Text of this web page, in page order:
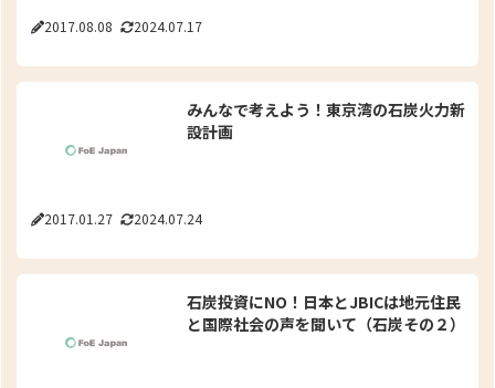
2017.08.08 2024.07.17
2017.01.27 2024.07.24
みんなで考えよう！東京湾の石炭火力新
設計画
石炭投資にNO！日本とJBICは地元住民
と国際社会の声を聞いて（石炭その２）